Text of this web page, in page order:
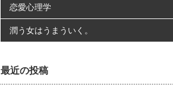
恋愛心理学
潤う女はうまういく。
最近の投稿